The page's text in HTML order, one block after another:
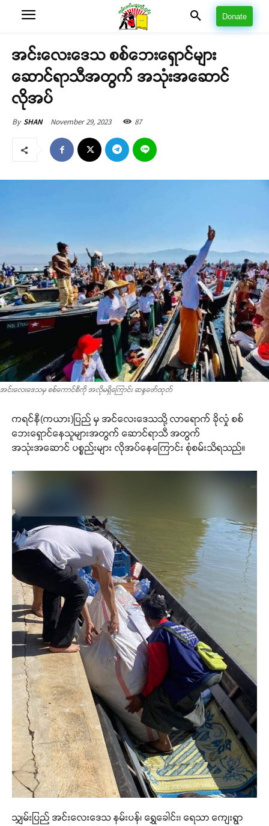
Donate
အင်းလေးဒေသ စစ်ဘေးရှောင်များ
ဆောင်ရာသီအတွက် အသုံးအဆောင်
လိုအပ်
By SHAN November 29, 2023 87
အင်းလေးဒေသမှ စစ်ကောင်စီကို အလိုမရှိကြောင်း ဆန္ဒဖော်ထုတ်
ကရင်နီ(ကယား)ပြည် မှ အင်လေးဒေသသို့ လာရောက် ခိုလှုံ စစ်
ဘေးရှောင်နေသူများအတွက် ဆောင်ရာသီ အတွက်
အသုံးအဆောင် ပစ္စည်းများ လိုအပ်နေကြောင်း စုံစမ်းသိရသည်။
သျှမ်းပြည် အင်းလေးဒေသ နမ်းပန်၊ ရွှေခေါင်း၊ ရေသာ ကျေးရွာ